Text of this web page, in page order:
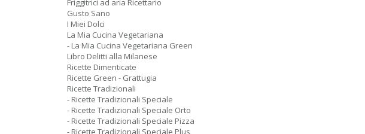
Friggitrici ad aria Ricettario
Gusto Sano
I Miei Dolci
La Mia Cucina Vegetariana
- La Mia Cucina Vegetariana Green
Libro Delitti alla Milanese
Ricette Dimenticate
Ricette Green - Grattugia
Ricette Tradizionali
- Ricette Tradizionali Speciale
- Ricette Tradizionali Speciale Orto
- Ricette Tradizionali Speciale Pizza
- Ricette Tradizionali Speciale Plus